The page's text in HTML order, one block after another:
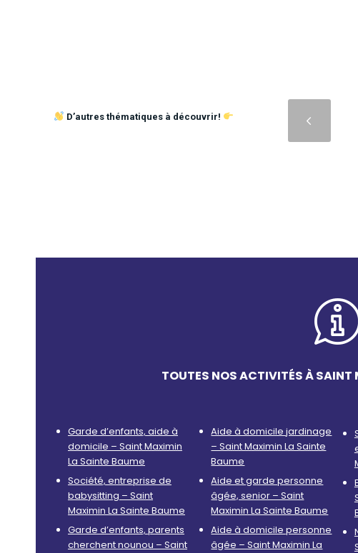
D’autres thématiques à découvrir!
Précédent
TOUTES NOS ACTIVITÉS À
Garde d’enfants, aide à
domicile – Saint Maximin
La Sainte Baume
Société, entreprise de
babysitting – Saint
Maximin La Sainte Baume
Garde d’enfants, parents
cherchent nounou – Saint
Aide à domicile jardinage
– Saint Maximin La Sainte
Baume
Aide et garde personne
âgée, senior – Saint
Maximin La Sainte Baume
Aide à domicile personne
âgée – Saint Maximin La